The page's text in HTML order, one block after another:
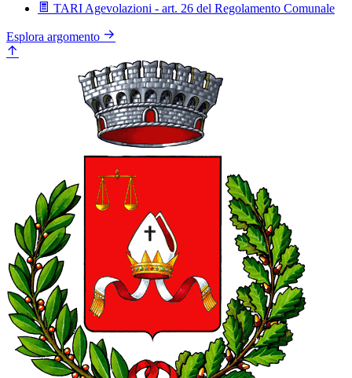
TARI Agevolazioni - art. 26 del Regolamento Comunale
Esplora argomento